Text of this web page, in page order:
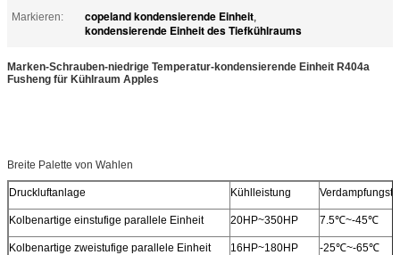
Markieren:
copeland kondensierende Einheit,
kondensierende Einheit des Tiefkühlraums
Marken-Schrauben-niedrige Temperatur-kondensierende Einheit R404a
Fusheng für Kühlraum Apples
Breite Palette von Wahlen
Druckluftanlage Kühlleistung
Kolbenartige einstufige parallele Einheit 20HP~350HP 7.5℃~-45℃
Kolbenartige zweistufige parallele Einheit 16HP~180HP -25℃~-65℃